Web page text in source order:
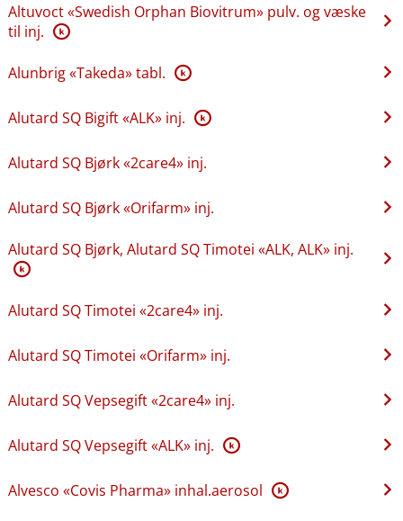
Altuvoct «Swedish Orphan Biovitrum» pulv. og væske
til inj. K
Alunbrig «Takeda» tabl. K
Alutard SQ Bigift «ALK» inj. K
Alutard SQ Bjørk «2care4» inj.
Alutard SQ Bjørk «Orifarm» inj.
Alutard SQ Bjørk, Alutard SQ Timotei «ALK, ALK» inj.
K
Alutard SQ Timotei «2care4» inj.
Alutard SQ Timotei «Orifarm» inj.
Alutard SQ Vepsegift «2care4» inj.
Alutard SQ Vepsegift «ALK» inj. K
Alvesco «Covis Pharma» inhal.aerosol K